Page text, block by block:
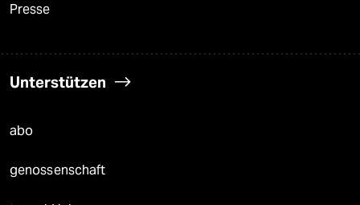
Presse
Unterstützen
abo
genossenschaft